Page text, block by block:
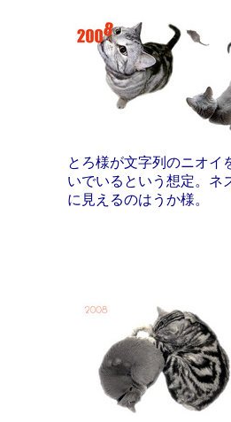
とろ様が文字列のニオイ
いでいるという想定。ネ
に見えるのはうか様。